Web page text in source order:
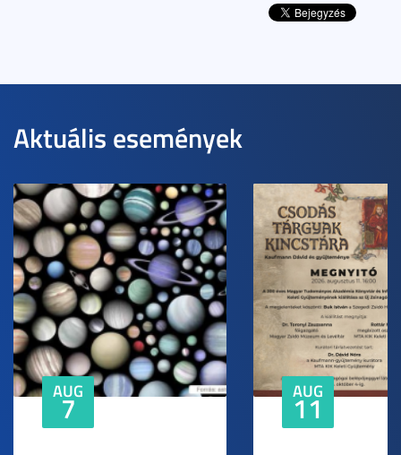
Aktuális események
AUG
7 AUG
11